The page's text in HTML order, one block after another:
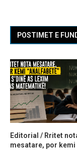
POSTIMET E
Editorial / Rritet
mesatare, por kemi